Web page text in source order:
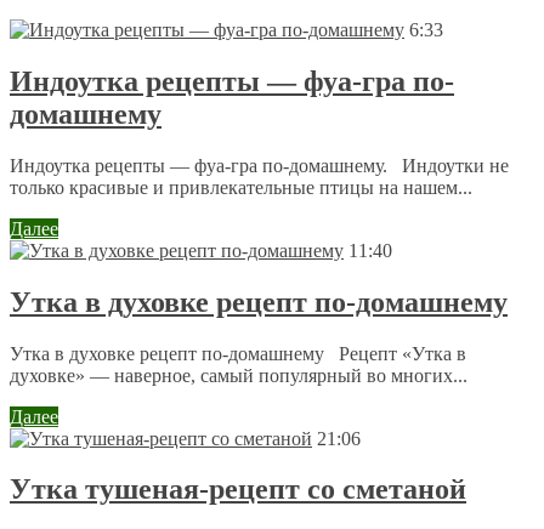
6:33
Индоутка рецепты — фуа-гра по-
домашнему
Индоутка рецепты — фуа-гра по-домашнему. Индоутки не
только красивые и привлекательные птицы на нашем...
Далее
11:40
Утка в духовке рецепт по-домашнему
Утка в духовке рецепт по-домашнему Рецепт «Утка в
духовке» — наверное, самый популярный во многих...
Далее
21:06
Утка тушеная-рецепт со сметаной